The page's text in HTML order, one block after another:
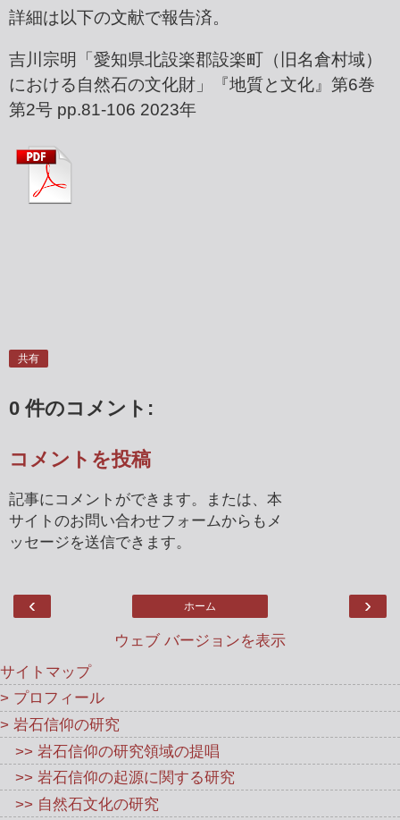
詳細は以下の文献で報告済。
吉川宗明「愛知県北設楽郡設楽町（旧名倉村域）
における自然石の文化財」『地質と文化』第6巻
第2号 pp.81-106 2023年
共有
0 件のコメント:
コメントを投稿
記事にコメントができます。または、本
サイトのお問い合わせフォームからもメ
ッセージを送信できます。
‹ ›
ホーム
ウェブ バージョンを表示
サイトマップ
> プロフィール
> 岩石信仰の研究
>> 岩石信仰の研究領域の提唱
>> 岩石信仰の起源に関する研究
>> 自然石文化の研究